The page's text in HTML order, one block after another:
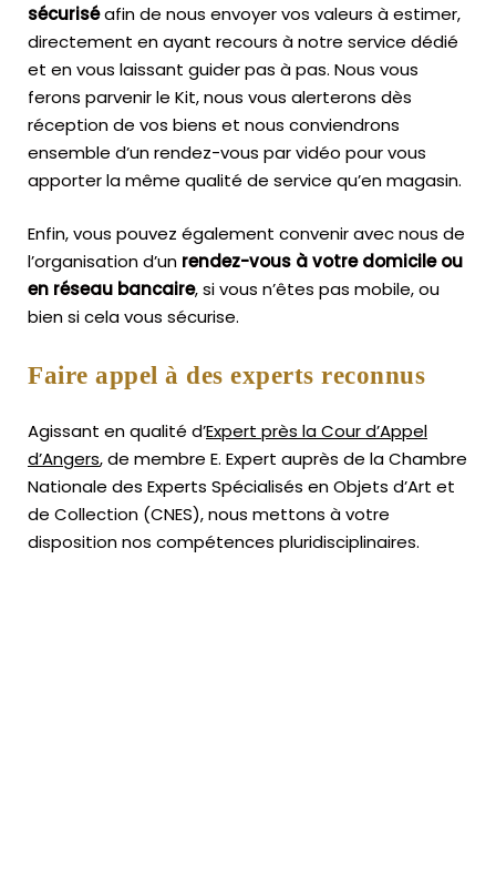
sécuriséafin de nous envoyer vos valeurs à estimer,
directement en ayant recours à notre service dédié
et en vous laissant guider pas à pas. Nous vous
ferons parvenir le Kit, nous vous alerterons dès
réception de vos biens et nous conviendrons
ensemble d’un rendez-vous par vidéo pour vous
apporter la même qualité de service qu’en magasin.
Enfin, vous pouvez également convenir avec nous de
l’organisation d’un rendez-vous à votre domicile ou
en réseau bancaire, si vous n’êtes pas mobile, ou
bien si cela vous sécurise.
Faire appel à des experts reconnus
Agissant en qualité d’Expert près la Cour d’Appel
d’Angers, de membre E. Expert auprès de laChambre
Nationale des Experts Spécialisés en Objets d’Art et
de Collection (CNES),nous mettons à votre
disposition nos compétences pluridisciplinaires.